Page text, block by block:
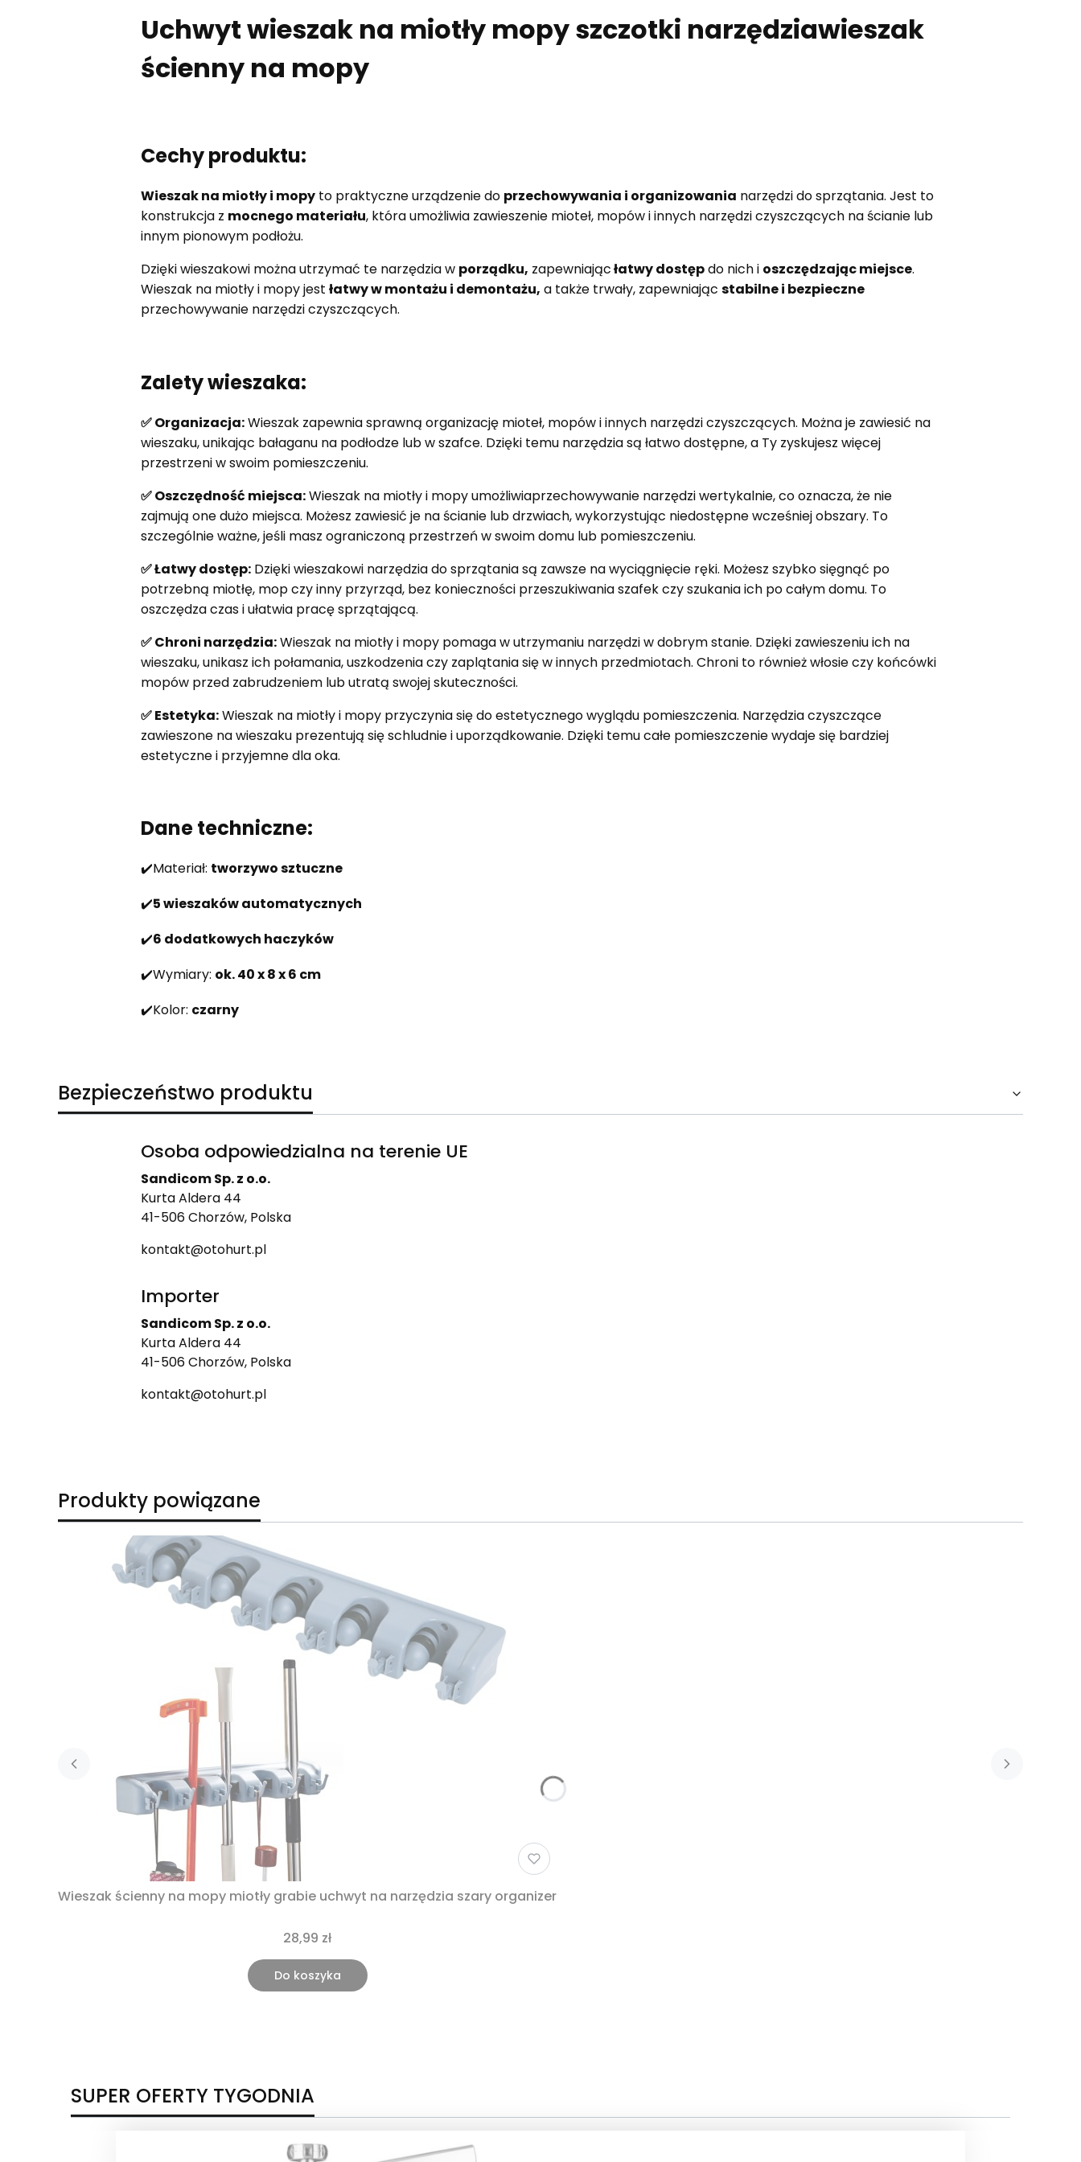
Uchwyt wieszak na miotły mopy szczotki narzędziawieszak
ścienny na mopy
Cechy produktu:
Wieszak na miotły i mopyto praktyczne urządzenie do przechowywania i organizowania narzędzi do sprzątania. Jest to
konstrukcja z mocnego materiału, która umożliwia zawieszenie mioteł, mopów i innych narzędzi czyszczących na ścianie lub
innym pionowym podłożu.
Dzięki wieszakowi można utrzymać te narzędzia w porządku, zapewniającłatwy dostępdo nich i oszczędzając miejsce.
Wieszak na miotły i mopy jest łatwy w montażu i demontażu, a także trwały, zapewniając stabilne i bezpieczne
przechowywanie narzędzi czyszczących.
Zalety wieszaka:
✅ Organizacja:Wieszak zapewnia sprawną organizację mioteł, mopów i innych narzędzi czyszczących. Można je zawiesić na
wieszaku, unikając bałaganu na podłodze lub w szafce. Dzięki temu narzędzia są łatwo dostępne, a Ty zyskujesz więcej
przestrzeni w swoim pomieszczeniu.
✅ Oszczędność miejsca:Wieszak na miotły i mopy umożliwiaprzechowywanie narzędzi wertykalnie, co oznacza, że nie
zajmują one dużo miejsca. Możesz zawiesić je na ścianie lub drzwiach, wykorzystując niedostępne wcześniej obszary. To
szczególnie ważne, jeśli masz ograniczoną przestrzeń w swoim domu lub pomieszczeniu.
✅ Łatwy dostęp:Dzięki wieszakowi narzędzia do sprzątania są zawsze na wyciągnięcie ręki. Możesz szybko sięgnąć po
potrzebną miotłę, mop czy inny przyrząd, bez konieczności przeszukiwania szafek czy szukania ich po całym domu. To
oszczędza czas i ułatwia pracę sprzątającą.
✅ Chroni narzędzia:Wieszak na miotły i mopy pomaga w utrzymaniu narzędzi w dobrym stanie. Dzięki zawieszeniu ich na
wieszaku, unikasz ich połamania, uszkodzenia czy zaplątania się w innych przedmiotach. Chroni to również włosie czy końcówki
mopów przed zabrudzeniem lub utratą swojej skuteczności.
✅ Estetyka:Wieszak na miotły i mopy przyczynia się do estetycznego wyglądu pomieszczenia. Narzędzia czyszczące
zawieszone na wieszaku prezentują się schludnie i uporządkowanie. Dzięki temu całe pomieszczenie wydaje się bardziej
estetyczne i przyjemne dla oka.
Dane techniczne:
✔️Materiał: tworzywo sztuczne
✔️5 wieszaków automatycznych
✔️6 dodatkowych haczyków
✔️Wymiary: ok. 40 x 8 x 6 cm
✔️Kolor: czarny
Bezpieczeństwo produktu
Osoba odpowiedzialna na terenie UE
Sandicom Sp. z o.o.
Kurta Aldera 44
41-506 Chorzów, Polska
kontakt@otohurt.pl
Importer
Sandicom Sp. z o.o.
Kurta Aldera 44
41-506 Chorzów, Polska
kontakt@otohurt.pl
Produkty powiązane
Wieszak ścienny na mopy miotły grabie uchwyt na narzędzia szary organizer
28,99 zł
Do koszyka
SUPER OFERTY TYGODNIA